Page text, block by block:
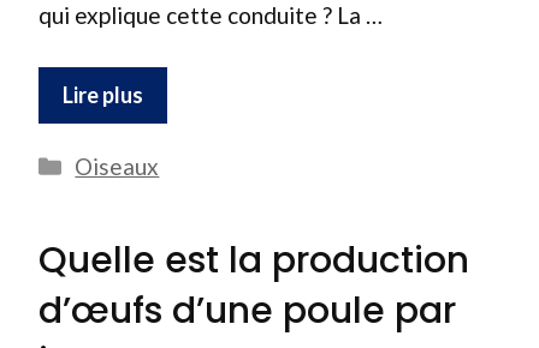
qui explique cette conduite ? La …
Lire plus
Catégories
Oiseaux
Quelle est la production
d’œufs d’une poule par